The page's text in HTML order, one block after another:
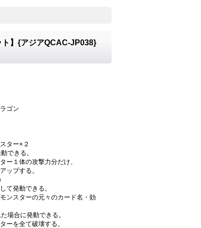
】{アジアQCAC-JP038}
ゴン
ター×２
できる。
ー１体の攻撃力分だけ、
ップする。
て発動できる。
ンスターの元々のカード名・効
場合に発動できる。
ーを全て破壊する。